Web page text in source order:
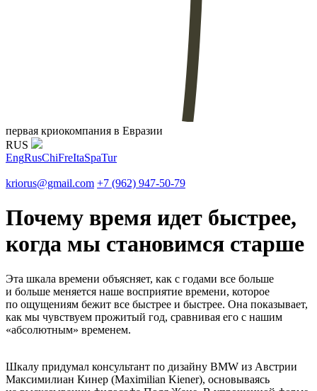
первая криокомпания в Евразии
RUS
EngRusChiFreItaSpaTur
kriorus@gmail.com +7 (962) 947-50-79
Почему время идет быстрее,
когда мы становимся старше
Эта шкала времени объясняет, как с годами все больше
и больше меняется наше восприятие времени, которое
по ощущениям бежит все быстрее и быстрее. Она показывает,
как мы чувствуем прожитый год, сравнивая его с нашим
«абсолютным» временем.
Шкалу придумал консультант по дизайну BMW из Австрии
Максимилиан Кинер (Maximilian Kiener), основываясь